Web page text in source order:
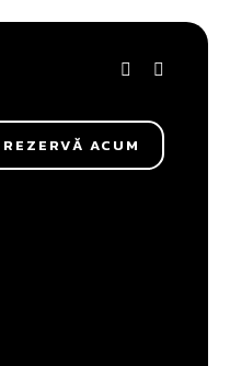
REZERVĂ ACUM